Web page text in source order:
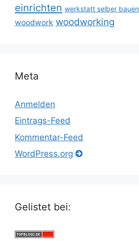
einrichten werkstatt selber bauen
woodwork woodworking
Meta
Anmelden
Eintrags-Feed
Kommentar-Feed
WordPress.org
Gelistet bei: